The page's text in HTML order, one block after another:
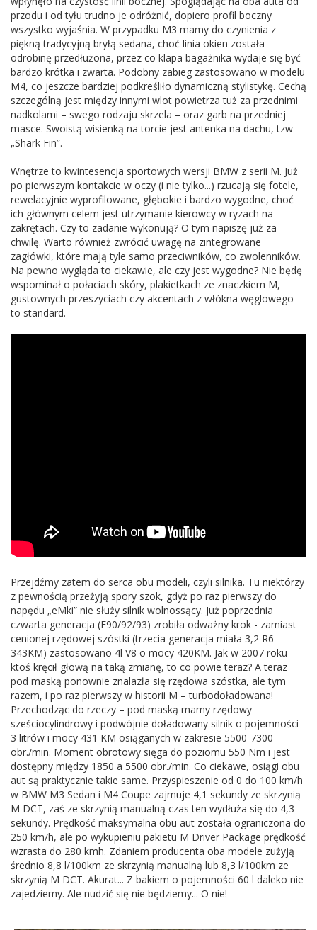
przodu i od tyłu trudno je odróżnić, dopiero profil boczny
wszystko wyjaśnia. W przypadku M3 mamy do czynienia z
piękną tradycyjną bryłą sedana, choć linia okien została
odrobinę przedłużona, przez co klapa bagażnika wydaje się być
bardzo krótka i zwarta. Podobny zabieg zastosowano w modelu
M4, co jeszcze bardziej podkreśliło dynamiczną stylistykę. Cechą
szczególną jest między innymi wlot powietrza tuż za przednimi
nadkolami – swego rodzaju skrzela – oraz garb na przedniej
masce. Swoistą wisienką na torcie jest antenka na dachu, tzw
„Shark Fin”.
Wnętrze to kwintesencja sportowych wersji BMW z serii M. Już
po pierwszym kontakcie w oczy (i nie tylko...) rzucają się fotele,
rewelacyjnie wyprofilowane, głębokie i bardzo wygodne, choć
ich głównym celem jest utrzymanie kierowcy w ryzach na
zakrętach. Czy to zadanie wykonują? O tym napiszę już za
chwilę. Warto również zwrócić uwagę na zintegrowane
zagłówki, które mają tyle samo przeciwników, co zwolenników.
Na pewno wygląda to ciekawie, ale czy jest wygodne? Nie będę
wspominał o połaciach skóry, plakietkach ze znaczkiem M,
gustownych przeszyciach czy akcentach z włókna węglowego –
to standard.
Przejdźmy zatem do serca obu modeli, czyli silnika. Tu niektórzy
z pewnością przeżyją spory szok, gdyż po raz pierwszy do
napędu „eMki” nie służy silnik wolnossący. Już poprzednia
czwarta generacja (E90/92/93) zrobiła odważny krok - zamiast
cenionej rzędowej szóstki (trzecia generacja miała 3,2 R6
343KM) zastosowano 4l V8 o mocy 420KM. Jak w 2007 roku
ktoś kręcił głową na taką zmianę, to co powie teraz? A teraz
pod maską ponownie znalazła się rzędowa szóstka, ale tym
razem, i po raz pierwszy w historii M – turbodoładowana!
Przechodząc do rzeczy – pod maską mamy rzędowy
sześciocylindrowy i podwójnie doładowany silnik o pojemności
3 litrów i mocy 431 KM osiąganych w zakresie 5500-7300
obr./min. Moment obrotowy sięga do poziomu 550 Nm i jest
dostępny między 1850 a 5500 obr./min. Co ciekawe, osiągi obu
aut są praktycznie takie same. Przyspieszenie od 0 do 100 km/h
w BMW M3 Sedan i M4 Coupe zajmuje 4,1 sekundy ze skrzynią
M DCT, zaś ze skrzynią manualną czas ten wydłuża się do 4,3
sekundy. Prędkość maksymalna obu aut została ograniczona do
250 km/h, ale po wykupieniu pakietu M Driver Package prędkość
wzrasta do 280 kmh. Zdaniem producenta oba modele zużyją
średnio 8,8 l/100km ze skrzynią manualną lub 8,3 l/100km ze
skrzynią M DCT. Akurat... Z bakiem o pojemności 60 l daleko nie
zajedziemy. Ale nudzić się nie będziemy... O nie!